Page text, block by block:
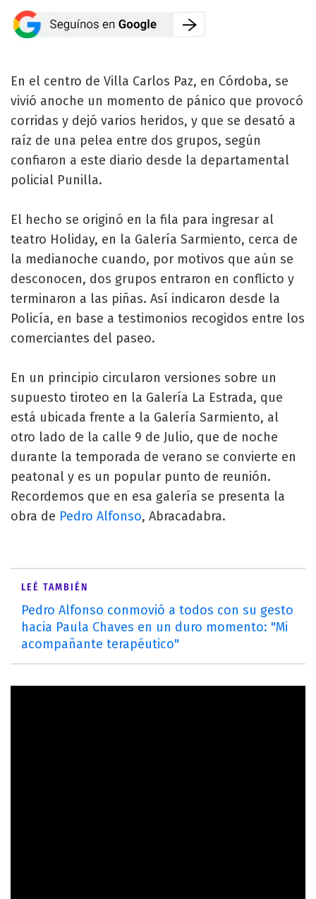
En el centro de Villa Carlos Paz, en Córdoba, se
vivió anoche un momento de pánico que provocó
corridas y dejó varios heridos, y que se desató a
raíz de una pelea entre dos grupos, según
confiaron a este diario desde la departamental
policial Punilla.
El hecho se originó en la fila para ingresar al
teatro Holiday, en la Galería Sarmiento, cerca de
la medianoche cuando, por motivos que aún se
desconocen, dos grupos entraron en conflicto y
terminaron a las piñas. Así indicaron desde la
Policía, en base a testimonios recogidos entre los
comerciantes del paseo.
En un principio circularon versiones sobre un
supuesto tiroteo en la Galería La Estrada, que
está ubicada frente a la Galería Sarmiento, al
otro lado de la calle 9 de Julio, que de noche
durante la temporada de verano se convierte en
peatonal y es un popular punto de reunión.
Recordemos que en esa galería se presenta la
obra de Pedro Alfonso, Abracadabra.
LEÉ TAMBIÉN
Pedro Alfonso conmovió a todos con su gesto
hacia Paula Chaves en un duro momento: "Mi
acompañante terapéutico"